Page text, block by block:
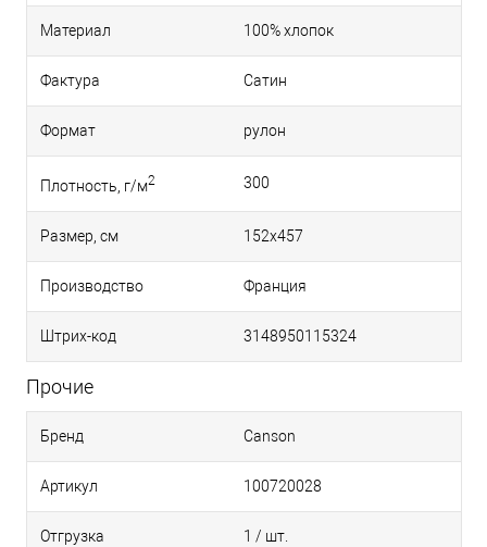
Материал 100% хлопок
Фактура Сатин
Формат рулон
Плотность, г/м2 300
Размер, см 152х457
Производство Франция
Штрих-код 3148950115324
Прочие
Бренд Canson
Артикул 100720028
Отгрузка 1 / шт.